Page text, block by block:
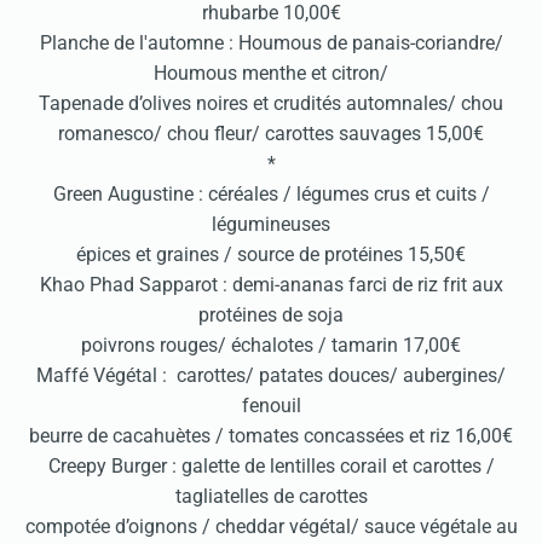
rhubarbe 10,00€
Planche de l'automne : Houmous de panais-coriandre/
Houmous menthe et citron/
Tapenade d’olives noires et crudités automnales/ chou
romanesco/ chou fleur/ carottes sauvages 15,00€
*
Green Augustine : céréales / légumes crus et cuits /
légumineuses
épices et graines / source de protéines 15,50€
Khao Phad Sapparot : demi-ananas farci de riz frit aux
protéines de soja
poivrons rouges/ échalotes / tamarin 17,00€
Maffé Végétal : carottes/ patates douces/ aubergines/
fenouil
beurre de cacahuètes / tomates concassées et riz 16,00€
Creepy Burger : galette de lentilles corail et carottes /
tagliatelles de carottes
compotée d’oignons / cheddar végétal/ sauce végétale au